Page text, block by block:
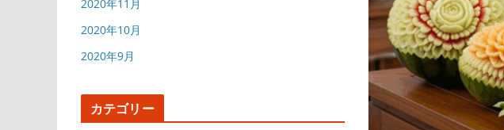
2020年11月
2020年10月
2020年9月
カテゴリー